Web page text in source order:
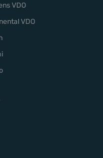
VDO
VDO